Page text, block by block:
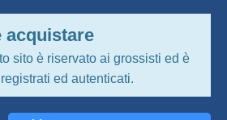
acquistare
sito è riservato ai grossisti ed è
ed autenticati.